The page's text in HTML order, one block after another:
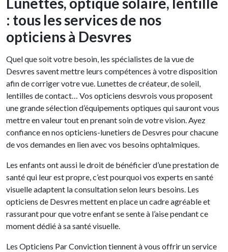
: tous les services de nos
opticiens à Desvres
Quel que soit votre besoin, les spécialistes de la vue de
Desvres savent mettre leurs compétences à votre disposition
afin de corriger votre vue. Lunettes de créateur, de soleil,
lentilles de contact… Vos opticiens desvrois vous proposent
une grande sélection d’équipements optiques qui sauront vous
mettre en valeur tout en prenant soin de votre vision. Ayez
confiance en nos opticiens-lunetiers de Desvres pour chacune
de vos demandes en lien avec vos besoins ophtalmiques.
Les enfants ont aussi le droit de bénéficier d’une prestation de
santé qui leur est propre, c’est pourquoi vos experts en santé
visuelle adaptent la consultation selon leurs besoins. Les
opticiens de Desvres mettent en place un cadre agréable et
rassurant pour que votre enfant se sente à l’aise pendant ce
moment dédié à sa santé visuelle.
Les Opticiens Par Conviction tiennent à vous offrir un service